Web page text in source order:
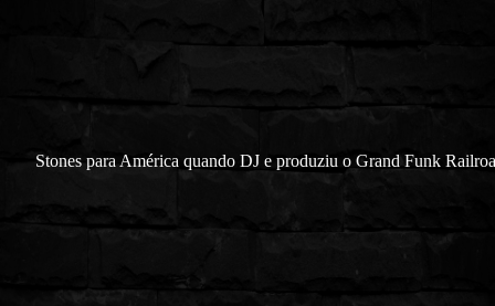
Stones para América quando DJ e produziu o Grand Funk